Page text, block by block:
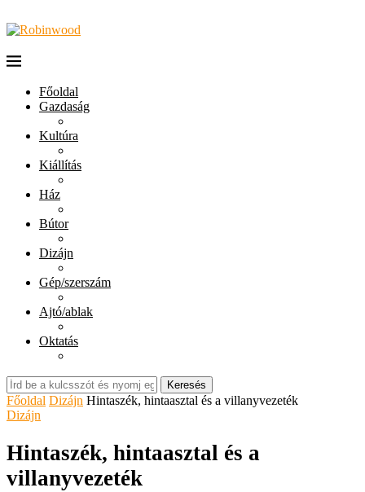
Főoldal
Gazdaság
Kultúra
Kiállítás
Ház
Bútor
Dizájn
Gép/szerszám
Ajtó/ablak
Oktatás
Keresés
Főoldal Dizájn Hintaszék, hintaasztal és a villanyvezeték
Dizájn
Hintaszék, hintaasztal és a
villanyvezeték